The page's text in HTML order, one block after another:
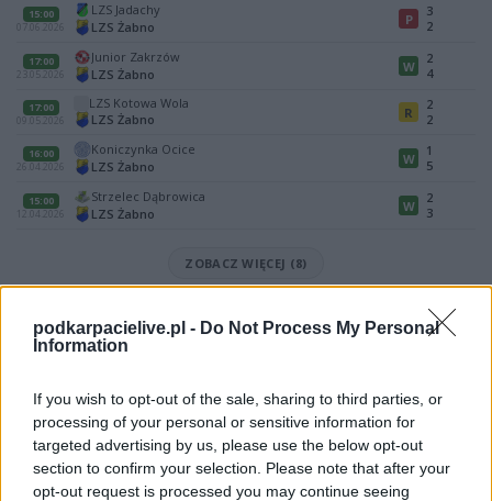
podkarpacielive.pl - Do Not Process My Personal
Information
If you wish to opt-out of the sale, sharing to third parties, or
processing of your personal or sensitive information for
targeted advertising by us, please use the below opt-out
section to confirm your selection. Please note that after your
opt-out request is processed you may continue seeing
15:00
07.06.2026
LZS Jadachy
LZS Żabno
P
3
2
17:00
23.05.2026
Junior Zakrzów
LZS Żabno
W
2
4
17:00
09.05.2026
LZS Kotowa Wola
LZS Żabno
R
2
2
16:00
26.04.2026
Koniczynka Ocice
LZS Żabno
W
1
5
15:00
12.04.2026
Strzelec Dąbrowica
LZS Żabno
W
2
3
ZOBACZ WIĘCEJ (8)
Mecz Kolejarz Knapy - LZS Żabno (Stalowa Wola > Klasa A, gr. I)
Spotkanie pomiędzyKolejarz Knapy i LZS Żabno rozegrane zostanie w
ramach Stalowa Wola > Klasa A, gr. I (1. kolejki - Stalowa Wola > Klasa A,
Na stroniePodkarpacieLive.pl znajdzieszwynik meczu, strzelców
bramek, kartki, składy, statystyki i informacje o przebiegu
spotkania. To kompletne źródło danych dla kibiców i pasjonatów
lokalnej piłki nożnej. Jeżeli aktualnie nie widzisz tutaj danych z pewnością
pracujemy nad tym żeby je uzupełnić.